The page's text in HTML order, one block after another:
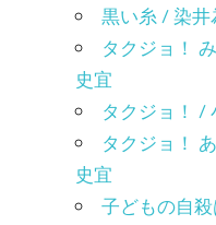
黒い糸 / 染井
タクジョ！
史宜
タクジョ！ /
タクジョ！
史宜
子どもの自